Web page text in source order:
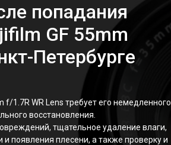
попадания
GF 55mm
Петербурге
1.7R WR Lens требует его немедленного
восстановления.
тщательное удаление влаги,
появления плесени, а также проверку и